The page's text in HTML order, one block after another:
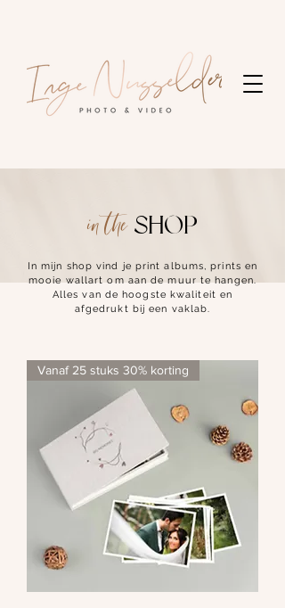
SHOP
in the
In mijn shop vind je print albums, prints en
mooie wallart om aan de muur te hangen.
Alles van de hoogste kwaliteit en
afgedrukt bij een vaklab.
Vanaf 25 stuks 30% korting